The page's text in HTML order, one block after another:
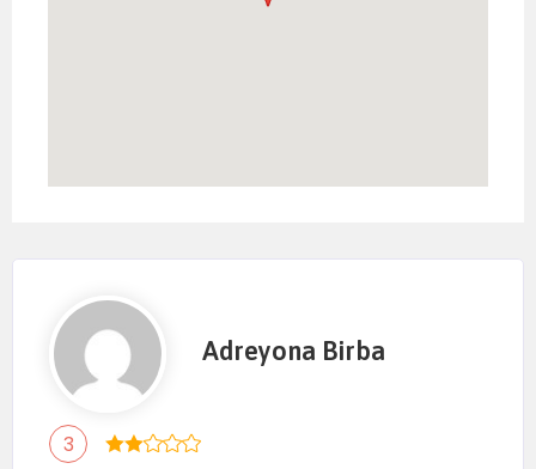
Adreyona Birba
3